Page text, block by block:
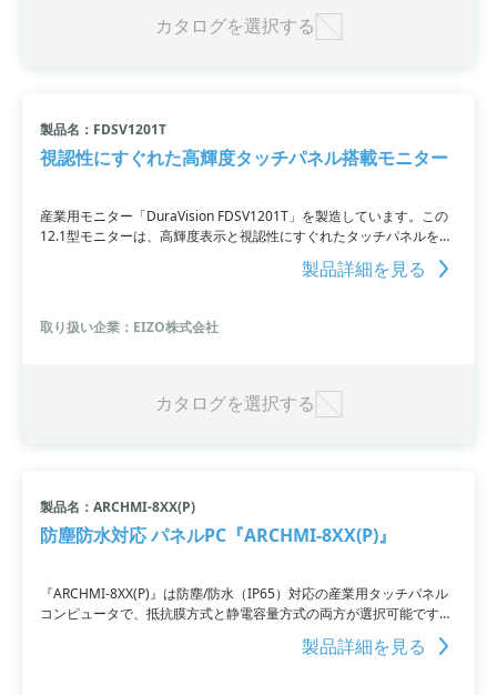
カタログを選択する
製品名：FDSV1201T
視認性にすぐれた高輝度タッチパネル搭載モニター
産業用モニター「DuraVision FDSV1201T」を製造しています。この
12.1型モニターは、高輝度表示と視認性にすぐれたタッチパネルを搭
載。通気口や操作ボタン部には隙間がなく、異物が侵入しにくいデザ
製品詳細を見る
取り扱い企業：EIZO株式会社
カタログを選択する
製品名：ARCHMI-8XX(P)
防塵防水対応 パネルPC『ARCHMI-8XX(P)』
『ARCHMI-8XX(P)』は防塵/防水（IP65）対応の産業用タッチパネル
コンピュータで、抵抗膜方式と静電容量方式の両方が選択可能です。
ファンレス設計で静かな環境でも使用でき、様々なサイズが用意され
ています。Intel Bay Trail N2930(2.16GHz) CPUを搭載しており、ア
製品詳細を見る